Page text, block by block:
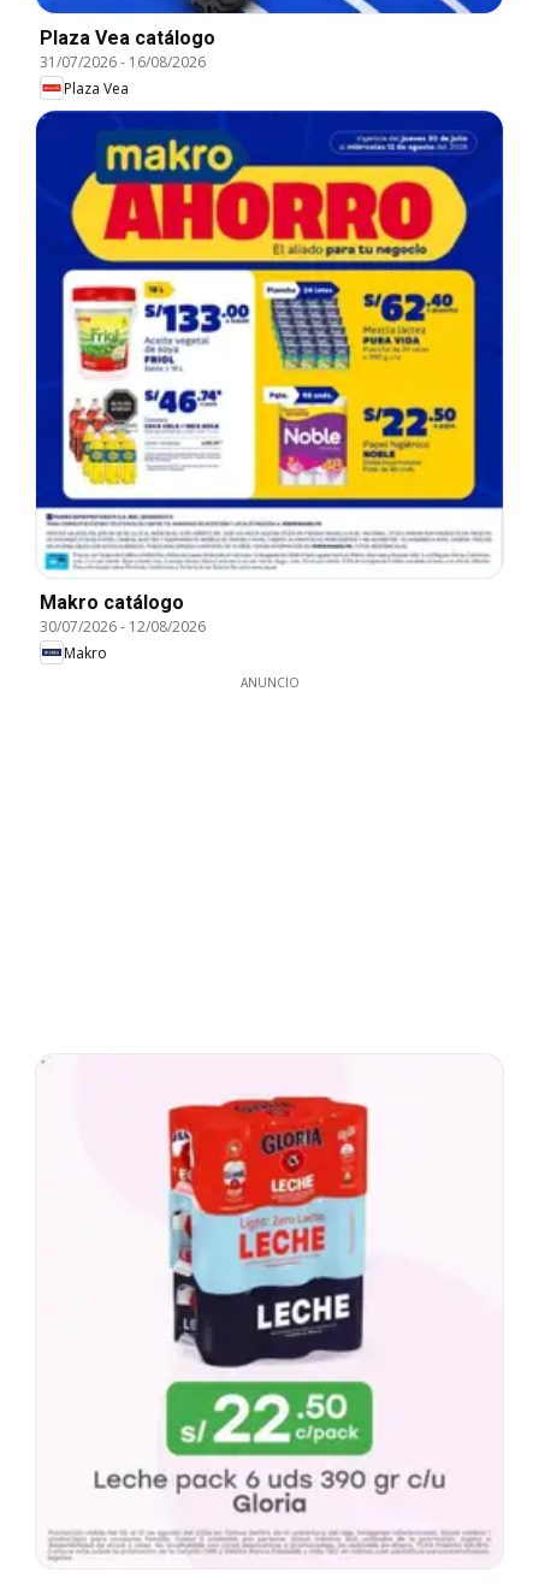
Plaza Vea catálogo
31/07/2026- 16/08/2026
Plaza Vea
Makro catálogo
30/07/2026- 12/08/2026
Makro
ANUNCIO